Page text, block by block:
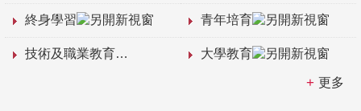
終身學習 青年培育
技術及職業教育 大學教育
更多